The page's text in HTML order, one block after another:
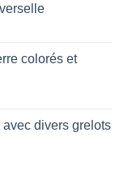
colorés et
divers grelots